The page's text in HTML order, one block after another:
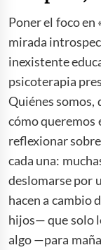
Poner el foco en
mirada
inexistente
psicoterapia
Quiénes somos,
cómo queremos
reflexionar
cada una:
deslomarse por
hacen a cambio
hijos— que solo
algo —para